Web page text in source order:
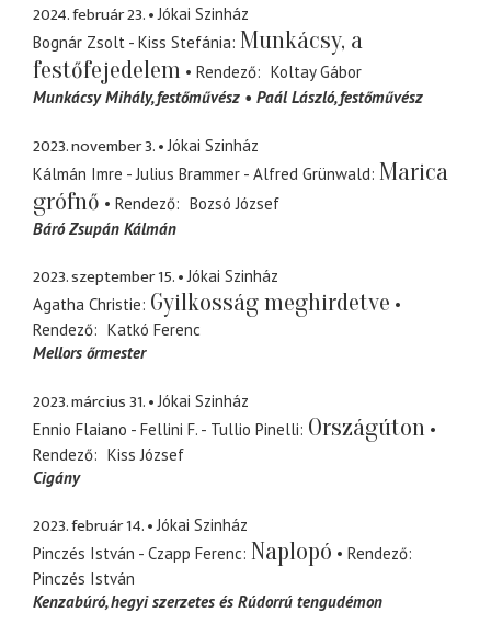
2024. február 23.
Jókai Szinház
Bognár Zsolt - Kiss Stefánia Munkácsy, a
festőfejedelem
Rendező
Koltay Gábor
Munkácsy Mihály festőművész Paál László festőművész
2023. november 3.
Jókai Szinház
Kálmán Imre - Julius Brammer - Alfred Grünwald Marica
grófnő
Rendező
Bozsó József
Báró Zsupán Kálmán
2023. szeptember 15.
Jókai Szinház
Agatha Christie Gyilkosság meghirdetve
Rendező
Katkó Ferenc
Mellors őrmester
2023. március 31.
Jókai Szinház
Ennio Flaiano - Fellini F. - Tullio Pinelli Országúton
Rendező
Kiss József
Cigány
2023. február 14.
Jókai Szinház
Pinczés István - Czapp Ferenc Naplopó
Rendező
Pinczés István
Kenzabúró hegyi szerzetes és Rúdorrú tengudémon